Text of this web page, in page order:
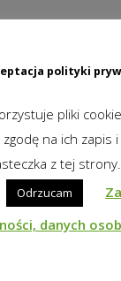
z tablicą
materiał
polityki
pliki
zgodę na ich zapis
z tej strony.
Odrzucam
danych